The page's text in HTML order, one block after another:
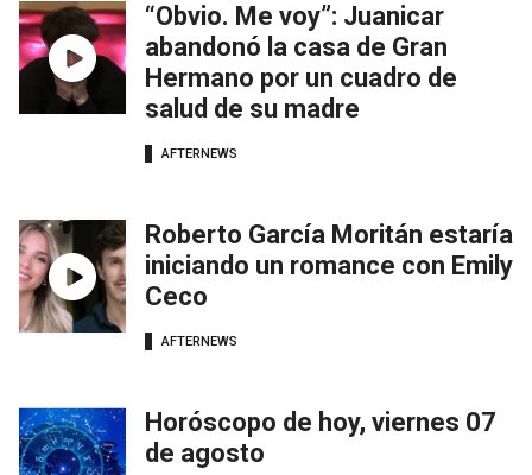
“Obvio. Me voy”: Juanicar
abandonó la casa de Gran
Hermano por un cuadro de
salud de su madre
AFTERNEWS
Roberto García Moritán estaría
iniciando un romance con Emily
Ceco
AFTERNEWS
Horóscopo de hoy, viernes 07
de agosto